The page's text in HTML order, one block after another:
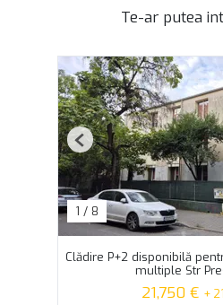
Te-ar putea
1 / 8
Previous
Clădire P+2 disponibilă
multiple Str
21,750 € +